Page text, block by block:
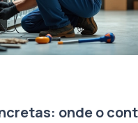
onde o